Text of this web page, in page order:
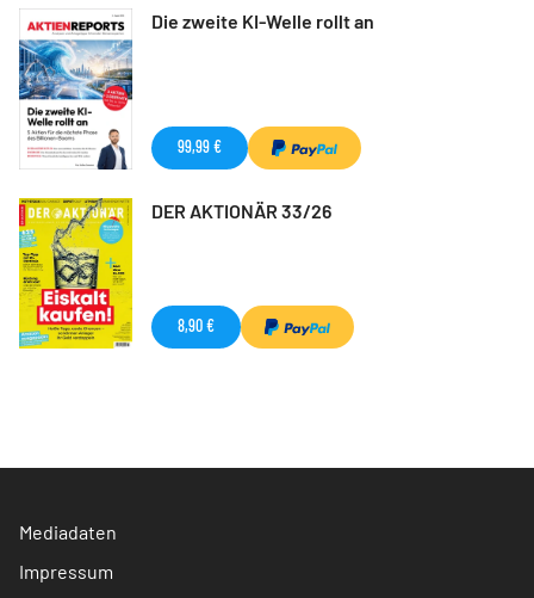
Die zweite KI-Welle rollt an
99,99 €
DER AKTIONÄR 33/26
8,90 €
Mediadaten
Impressum